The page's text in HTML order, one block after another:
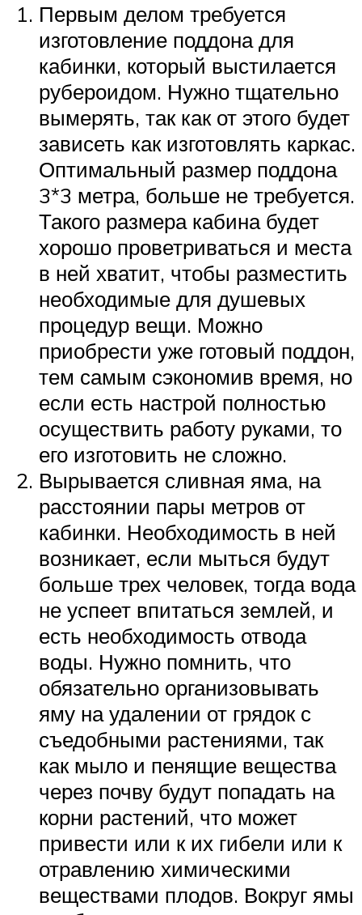
Первым делом требуется
изготовление поддона для
кабинки, который выстилается
рубероидом. Нужно тщательно
вымерять, так как от этого будет
зависеть как изготовлять каркас.
Оптимальный размер поддона
3*3 метра, больше не требуется.
Такого размера кабина будет
хорошо проветриваться и места
в ней хватит, чтобы разместить
необходимые для душевых
процедур вещи. Можно
приобрести уже готовый поддон,
тем самым сэкономив время, но
если есть настрой полностью
осуществить работу руками, то
его изготовить не сложно.
Вырывается сливная яма, на
расстоянии пары метров от
кабинки. Необходимость в ней
возникает, если мыться будут
больше трех человек, тогда вода
не успеет впитаться землей, и
есть необходимость отвода
воды. Нужно помнить, что
обязательно организовывать
яму на удалении от грядок с
съедобными растениями, так
как мыло и пенящие вещества
через почву будут попадать на
корни растений, что может
привести или к их гибели или к
отравлению химическими
веществами плодов. Вокруг ямы